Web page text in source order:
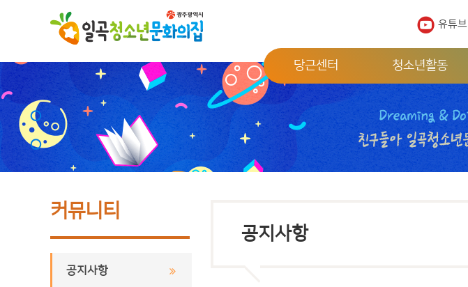
유튜브
당근센터 청소년활동
커뮤니티
공지사항
공지사항